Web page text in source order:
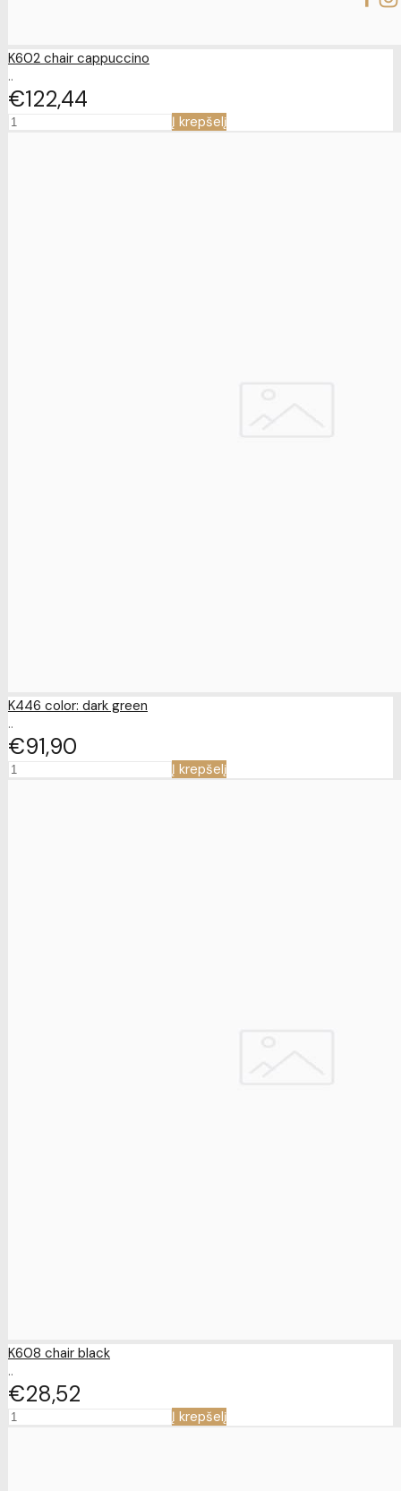
K602 chair cappuccino
..
€12244
Į krepšelį
K446 color: dark green
..
€91 90
Į krepšelį
K608 chair black
..
€28 52
Į krepšelį